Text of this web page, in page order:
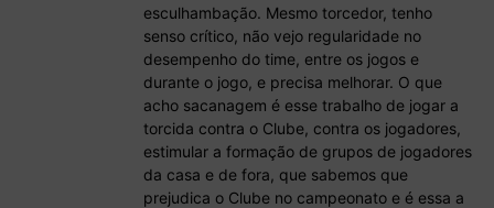
esculhambação. Mesmo torcedor, tenho
senso crítico, não vejo regularidade no
desempenho do time, entre os jogos e
durante o jogo, e precisa melhorar. O que
acho sacanagem é esse trabalho de jogar a
torcida contra o Clube, contra os jogadores,
estimular a formação de grupos de jogadores
da casa e de fora, que sabemos que
prejudica o Clube no campeonato e é essa a